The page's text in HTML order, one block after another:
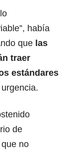
había
que las
traer
estándares
de
no